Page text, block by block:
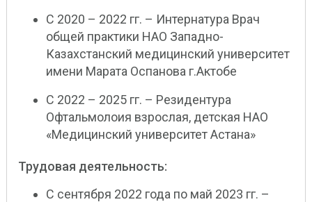
С 2020 – 2022 гг. – Интернатура Врач
общей практики НАО Западно-
Казахстанский медицинский университет
имени Марата Оспанова г.Актобе
С 2022 – 2025 гг. – Резидентура
Офтальмолоия взрослая, детская НАО
«Медицинский университет Астана»
Трудовая деятельность:
С сентября 2022 года по май 2023 гг. –